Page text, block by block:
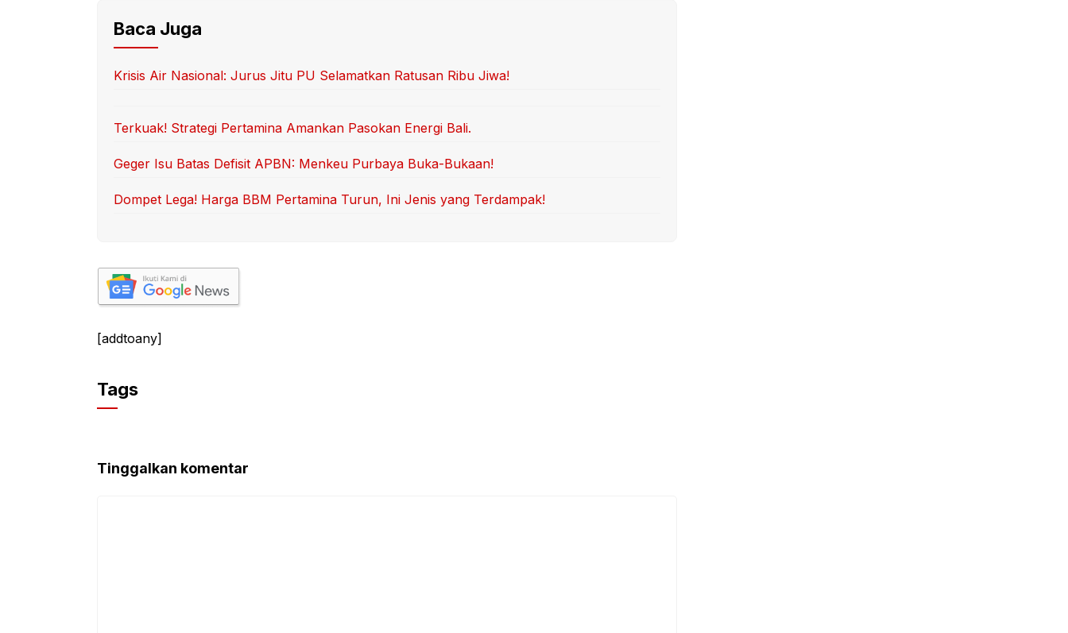
Baca Juga
Krisis Air Nasional: Jurus Jitu PU Selamatkan Ratusan Ribu Jiwa!
Terkuak! Strategi Pertamina Amankan Pasokan Energi Bali.
Geger Isu Batas Defisit APBN: Menkeu Purbaya Buka-Bukaan!
Dompet Lega! Harga BBM Pertamina Turun, Ini Jenis yang Terdampak!
[addtoany]
Tags
Tinggalkan komentar